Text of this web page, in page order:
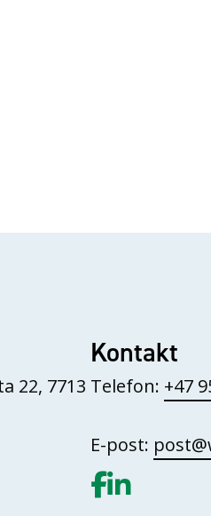
22, 7713
Kontakt
Telefon: +47
E-post:
Gå til vår
Gå til vår